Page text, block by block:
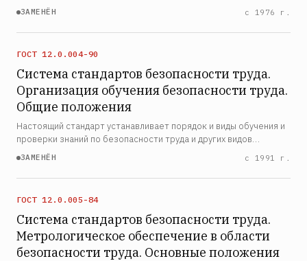
и содержит особенности разработки стандартов ССБТ на
ЗАМЕНЁН с 1976 г.
ГОСТ 12.0.004-90
Система стандартов безопасности труда.
Организация обучения безопасности труда.
Общие положения
Настоящий стандарт устанавливает порядок и виды обучения и
проверки знаний по безопасности труда и других видов
деятельности рабочих, служащих, руководителей и
распрос…
ЗАМЕНЁН с 1991 г.
ГОСТ 12.0.005-84
Система стандартов безопасности труда.
Метрологическое обеспечение в области
безопасности труда. Основные положения